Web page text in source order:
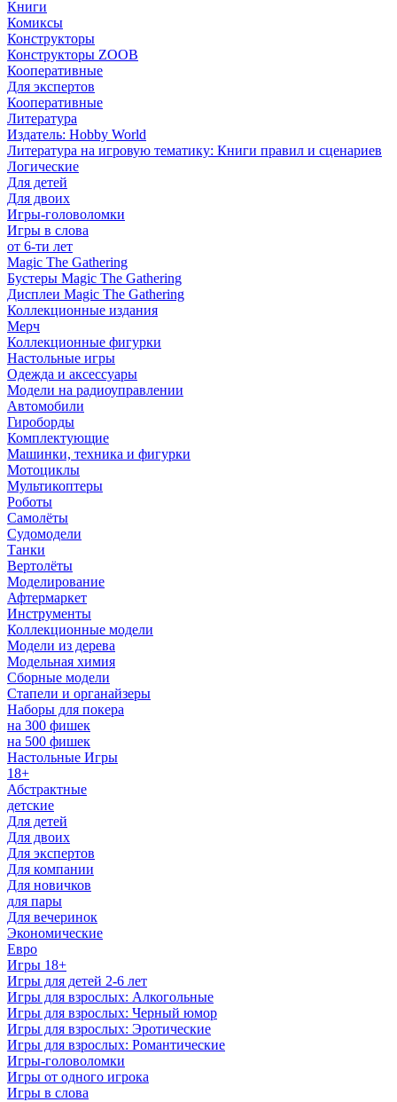
Книги
Комиксы
Конструкторы
Конструкторы ZOOB
Кооперативные
Для экспертов
Кооперативные
Литература
Издатель: Hobby World
Литература на игровую тематику: Книги правил и сценариев
Логические
Для детей
Для двоих
Игры-головоломки
Игры в слова
от 6-ти лет
Magic The Gathering
Бустеры Magic The Gathering
Дисплеи Magic The Gathering
Коллекционные издания
Мерч
Коллекционные фигурки
Настольные игры
Одежда и аксессуары
Модели на радиоуправлении
Автомобили
Гироборды
Комплектующие
Машинки, техника и фигурки
Мотоциклы
Мультикоптеры
Роботы
Самолёты
Судомодели
Танки
Вертолёты
Моделирование
Афтермаркет
Инструменты
Коллекционные модели
Модели из дерева
Модельная химия
Сборные модели
Стапели и органайзеры
Наборы для покера
на 300 фишек
на 500 фишек
Настольные Игры
18+
Абстрактные
детские
Для детей
Для двоих
Для экспертов
Для компании
Для новичков
для пары
Для вечеринок
Экономические
Евро
Игры 18+
Игры для детей 2-6 лет
Игры для взрослых: Алкогольные
Игры для взрослых: Черный юмор
Игры для взрослых: Эротические
Игры для взрослых: Романтические
Игры-головоломки
Игры от одного игрока
Игры в слова